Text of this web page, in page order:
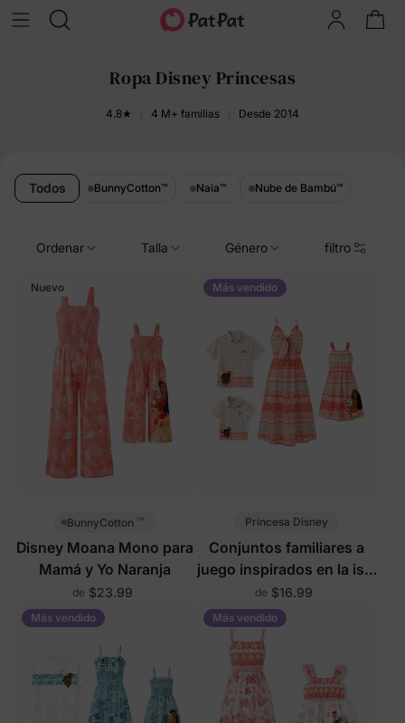
Ropa Disney Princesas
4.8★ 4 M+ familias Desde 2014
Todos BunnyCotton™ Naia™ Nube de Bambú™
Ordenar Talla Género filtro
Nuevo
BunnyCotton ™
Disney Moana Mono para
Mamá y Yo Naranja
de $23.99
Más vendido
Princesa Disney
Conjuntos familiares a
juego inspirados en la isla
de Moana de Disney
de $16.99
Más vendido Más vendido